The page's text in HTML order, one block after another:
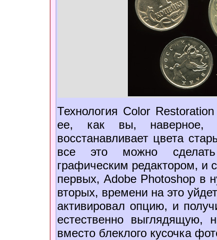
Технология Color
ее, как вы, наверное,
восстанавливает цвета
все это можно
графическим редактором, и
первых, Adobe Photoshop в
вторых, времени на это
активировал опцию, и
естественно
вместо блеклого кусочка